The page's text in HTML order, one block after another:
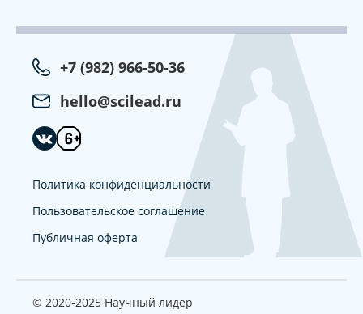
+7 (982) 966-50-36
hello@scilead.ru
Политика конфиденциальности
Пользовательское соглашение
Публичная оферта
© 2020-2025 Научный лидер